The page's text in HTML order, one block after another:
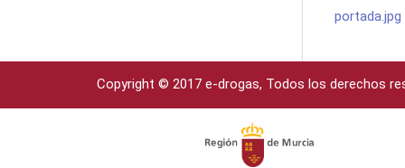
portada.jpg
Copyright © 2017 e-drogas, Todos los derechos